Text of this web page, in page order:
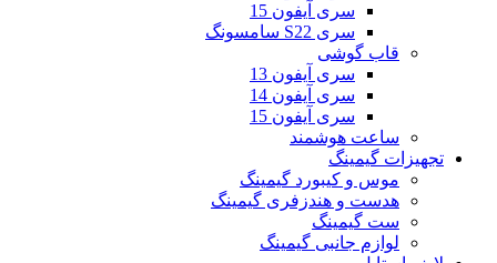
سری آیفون 15
سری S22 سامسونگ
قاب گوشی
سری آیفون 13
سری آیفون 14
سری آیفون 15
ساعت هوشمند
تجهیزات گیمینگ
موس و کیبورد گیمینگ
هدست و هندزفری گیمینگ
ست گیمینگ
لوازم جانبی گیمینگ